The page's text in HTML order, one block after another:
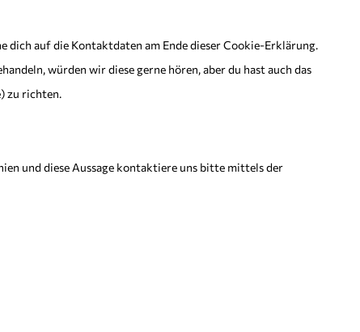
dich auf die Kontaktdaten am Ende dieser Cookie-Erklärung.
würden wir diese gerne hören, aber du hast auch das
zu richten.
und diese Aussage kontaktiere uns bitte mittels der